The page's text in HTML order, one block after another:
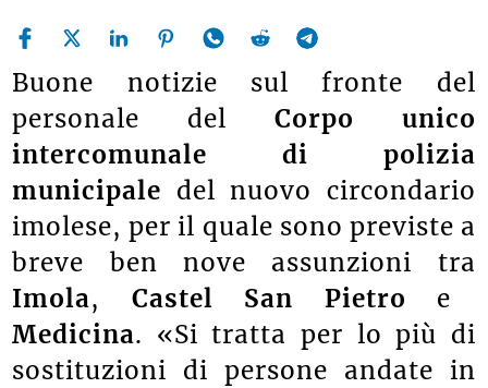
Buone notizie sul fronte del
personale del Corpo unico
intercomunale di polizia
municipale del nuovo circondario
imolese, per il quale sono previste a
breve ben nove assunzioni tra
Imola, Castel San Pietro e
Medicina. «Si tratta per lo più di
sostituzioni di persone andate in